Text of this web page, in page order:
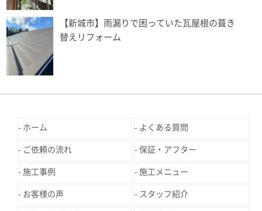
【新城市】雨漏りで困っていた瓦屋根の葺き
替えリフォーム
ホーム よくある質問
ご依頼の流れ 保証・アフター
施工事例 施工メニュー
お客様の声 スタッフ紹介